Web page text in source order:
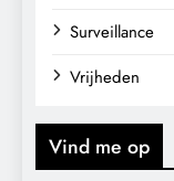
Surveillance
Vrijheden
Vind me op